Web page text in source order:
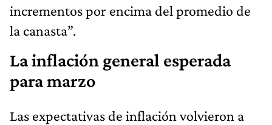
incrementos por encima del promedio de
la canasta”.
La inflación general esperada
para marzo
Las expectativas de inflación volvieron a